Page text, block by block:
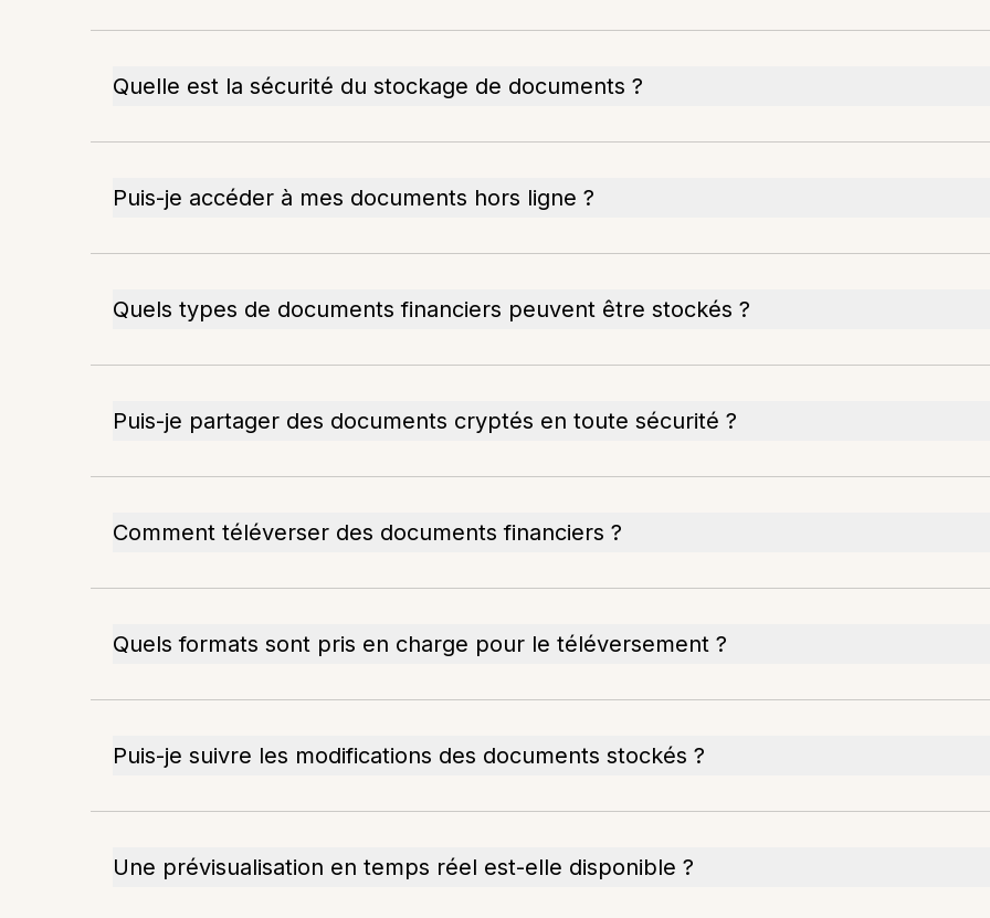
Quelle est la sécurité du stockage de documents ?
Puis-je accéder à mes documents hors ligne ?
Quels types de documents financiers peuvent être stockés ?
Puis-je partager des documents cryptés en toute sécurité ?
Comment téléverser des documents financiers ?
Quels formats sont pris en charge pour le téléversement ?
Puis-je suivre les modifications des documents stockés ?
Une prévisualisation en temps réel est-elle disponible ?